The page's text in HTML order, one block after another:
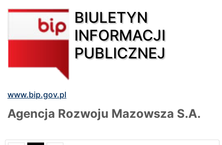
BIULETYN
INFORMACJI
PUBLICZNEJ
www.bip.gov.pl
Agencja Rozwoju Mazowsza S.A.